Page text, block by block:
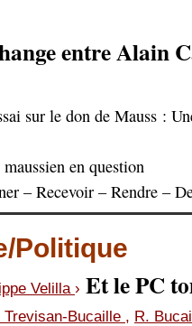
entre Alain
sur le don de Mauss :
en question
– Recevoir – Rendre –
Politique
Velilla › Et le PC
Trevisan-Bucaille , R.